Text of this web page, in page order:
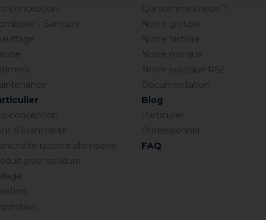
conception
– Sanitaire
conception
d’étanchéité
raccord plomberie
pour soudure
Qui sommes nous ?
Notre groupe
Notre histoire
Notre marque
Notre politique RSE
Documentation
Blog
Particulier
Professionnel
FAQ